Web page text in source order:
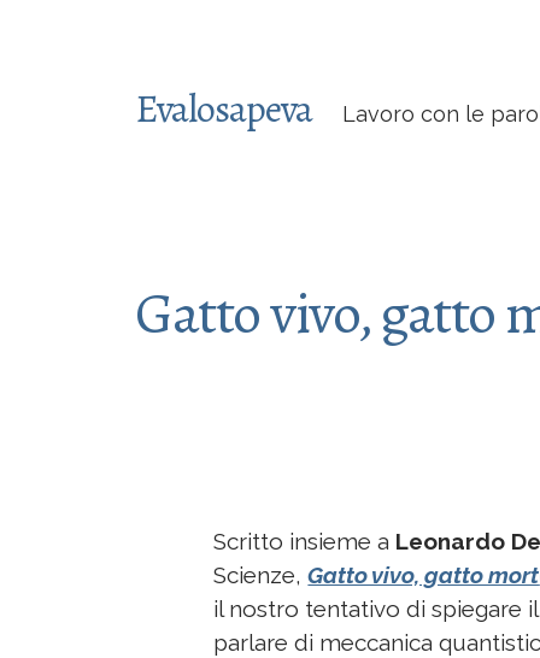
Evalosapeva Lavoro con le
Gatto vivo, gatto
Scritto insieme a Leonardo
Scienze,Gatto vivo, gatto mort
il nostro tentativo di spiegare
parlare di meccanica